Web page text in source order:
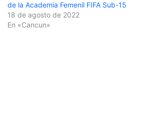
de la Academia Femenil FIFA Sub-15
18 de agosto de 2022
En «Cancun»